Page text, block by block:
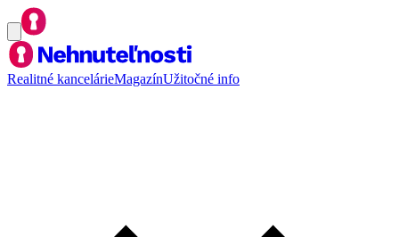
Realitné kancelárieMagazínUžitočné info